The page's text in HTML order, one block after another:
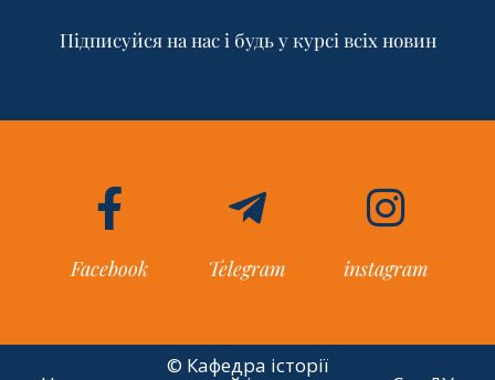
Підписуйся на нас і будь у курсі всіх новин
Facebook Telegram instagram
© Кафедра історії